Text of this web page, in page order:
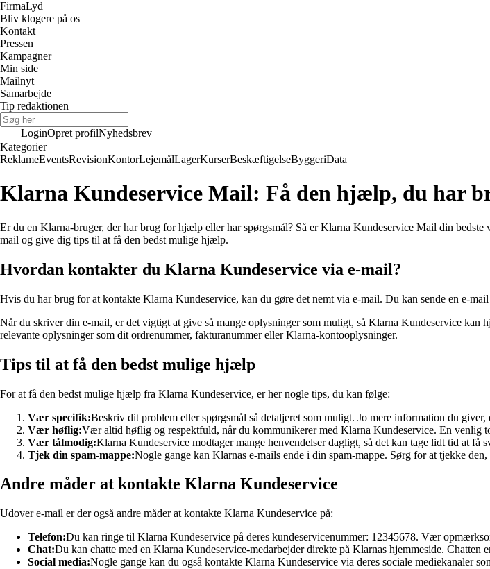
FirmaLyd
Bliv klogere på os
Kontakt
Pressen
Kampagner
Min side
Mailnyt
Samarbejde
Tip redaktionen
LoginOpret profilNyhedsbrev
Kategorier
ReklameEventsRevisionKontorLejemålLagerKurserBeskæftigelseByggeriData
Klarna Kundeservice Mail: Få den hjælp, du har
Er du en Klarna-bruger, der har brug for hjælp eller har spørgsmål? Så er Klarna Kundeservice Mail din
mail og give dig tips til at få den bedst mulige hjælp.
Hvordan kontakter du Klarna Kundeservice via e-mail?
Hvis du har brug for at kontakte Klarna Kundeservice, kan du gøre det nemt via e-mail. Du kan sende en e-
Når du skriver din e-mail, er det vigtigt at give så mange oplysninger som muligt, så Klarna Kundeservice
relevante oplysninger som dit ordrenummer, fakturanummer eller Klarna-kontooplysninger.
Tips til at få den bedst mulige hjælp
For at få den bedst mulige hjælp fra Klarna Kundeservice, er her nogle tips, du kan følge:
Vær specifik:Beskriv dit problem eller spørgsmål så detaljeret som muligt. Jo mere information du
Vær høflig:Vær altid høflig og respektfuld, når du kommunikerer med Klarna Kundeservice. En venlig
Vær tålmodig:Klarna Kundeservice modtager mange henvendelser dagligt, så det kan tage lidt tid at få
Tjek din spam-mappe:Nogle gange kan Klarnas e-mails ende i din spam-mappe. Sørg for at tjekke
Andre måder at kontakte Klarna Kundeservice
Udover e-mail er der også andre måder at kontakte Klarna Kundeservice på:
Telefon:Du kan ringe til Klarna Kundeservice på deres kundeservicenummer: 12345678. Vær
Chat:Du kan chatte med en Klarna Kundeservice-medarbejder direkte på Klarnas hjemmeside.
Social media:Nogle gange kan du også kontakte Klarna Kundeservice via deres sociale mediekanaler